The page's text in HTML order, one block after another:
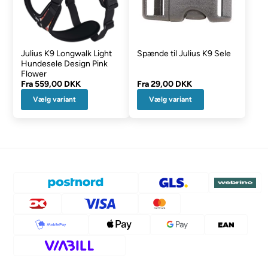
Julius K9 Longwalk Light
Hundesele Design Pink
Flower
Fra559,00 DKK
Vælg variant
Spænde til Julius K9 Sele
Fra29,00 DKK
Vælg variant